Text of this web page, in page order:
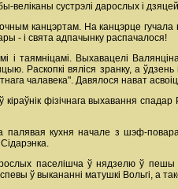
веліканы сустрэлі дарослых і
канцэртам. На канцэрце гучала
- і свята адпачынку распачалося!
таямніцамі. Выхавацелі
Раскопкі вяліся зранку, а
чалавека". Давялося нават
фізічнага выхавання
палявая кухня начале з шэф-
паселішча ў нядзелю ў
ў выкананні матушкі Вольгі, а